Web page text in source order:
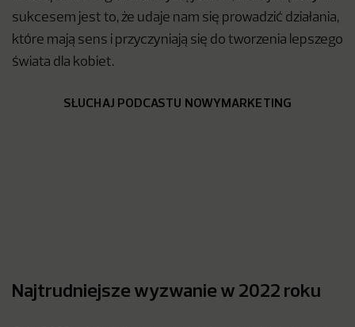
sukcesem jest to, że udaje nam się prowadzić działania,
które mają sens i przyczyniają się do tworzenia lepszego
świata dla kobiet.
SŁUCHAJ PODCASTU NOWYMARKETING
Najtrudniejsze wyzwanie w 2022 roku